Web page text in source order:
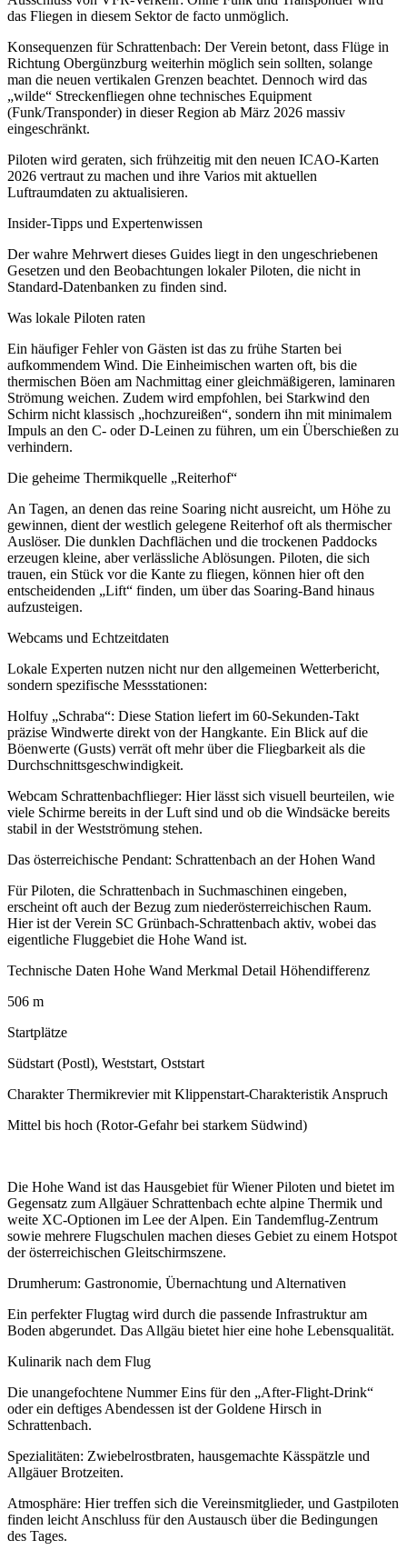
das Fliegen in diesem Sektor de facto unmöglich.
Konsequenzen für Schrattenbach: Der Verein betont, dass Flüge in
Richtung Obergünzburg weiterhin möglich sein sollten, solange
man die neuen vertikalen Grenzen beachtet. Dennoch wird das
„wilde“ Streckenfliegen ohne technisches Equipment
(Funk/Transponder) in dieser Region ab März 2026 massiv
eingeschränkt.
Piloten wird geraten, sich frühzeitig mit den neuen ICAO-Karten
2026 vertraut zu machen und ihre Varios mit aktuellen
Luftraumdaten zu aktualisieren.
Insider-Tipps und Expertenwissen
Der wahre Mehrwert dieses Guides liegt in den ungeschriebenen
Gesetzen und den Beobachtungen lokaler Piloten, die nicht in
Standard-Datenbanken zu finden sind.
Was lokale Piloten raten
Ein häufiger Fehler von Gästen ist das zu frühe Starten bei
aufkommendem Wind. Die Einheimischen warten oft, bis die
thermischen Böen am Nachmittag einer gleichmäßigeren, laminaren
Strömung weichen. Zudem wird empfohlen, bei Starkwind den
Schirm nicht klassisch „hochzureißen“, sondern ihn mit minimalem
Impuls an den C- oder D-Leinen zu führen, um ein Überschießen zu
verhindern.
Die geheime Thermikquelle „Reiterhof“
An Tagen, an denen das reine Soaring nicht ausreicht, um Höhe zu
gewinnen, dient der westlich gelegene Reiterhof oft als thermischer
Auslöser. Die dunklen Dachflächen und die trockenen Paddocks
erzeugen kleine, aber verlässliche Ablösungen. Piloten, die sich
trauen, ein Stück vor die Kante zu fliegen, können hier oft den
entscheidenden „Lift“ finden, um über das Soaring-Band hinaus
aufzusteigen.
Webcams und Echtzeitdaten
Lokale Experten nutzen nicht nur den allgemeinen Wetterbericht,
sondern spezifische Messstationen:
Holfuy „Schraba“: Diese Station liefert im 60-Sekunden-Takt
präzise Windwerte direkt von der Hangkante. Ein Blick auf die
Böenwerte (Gusts) verrät oft mehr über die Fliegbarkeit als die
Durchschnittsgeschwindigkeit.
Webcam Schrattenbachflieger: Hier lässt sich visuell beurteilen, wie
viele Schirme bereits in der Luft sind und ob die Windsäcke bereits
stabil in der Westströmung stehen.
Das österreichische Pendant: Schrattenbach an der Hohen Wand
Für Piloten, die Schrattenbach in Suchmaschinen eingeben,
erscheint oft auch der Bezug zum niederösterreichischen Raum.
Hier ist der Verein SC Grünbach-Schrattenbach aktiv, wobei das
eigentliche Fluggebiet die Hohe Wand ist.
Technische Daten Hohe Wand Merkmal Detail Höhendifferenz
506 m
Startplätze
Südstart (Postl), Weststart, Oststart
Charakter Thermikrevier mit Klippenstart-Charakteristik Anspruch
Mittel bis hoch (Rotor-Gefahr bei starkem Südwind)
Die Hohe Wand ist das Hausgebiet für Wiener Piloten und bietet im
Gegensatz zum Allgäuer Schrattenbach echte alpine Thermik und
weite XC-Optionen im Lee der Alpen. Ein Tandemflug-Zentrum
sowie mehrere Flugschulen machen dieses Gebiet zu einem Hotspot
der österreichischen Gleitschirmszene.
Drumherum: Gastronomie, Übernachtung und Alternativen
Ein perfekter Flugtag wird durch die passende Infrastruktur am
Boden abgerundet. Das Allgäu bietet hier eine hohe Lebensqualität.
Kulinarik nach dem Flug
Die unangefochtene Nummer Eins für den „After-Flight-Drink“
oder ein deftiges Abendessen ist der Goldene Hirsch in
Schrattenbach.
Spezialitäten: Zwiebelrostbraten, hausgemachte Kässpätzle und
Allgäuer Brotzeiten.
Atmosphäre: Hier treffen sich die Vereinsmitglieder, und Gastpiloten
finden leicht Anschluss für den Austausch über die Bedingungen
des Tages.